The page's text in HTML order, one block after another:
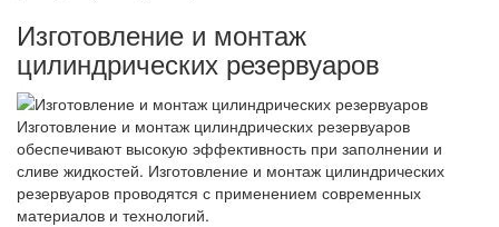
Изготовление и монтаж
цилиндрических резервуаров
Изготовление и монтаж цилиндрических резервуаров
обеспечивают высокую эффективность при заполнении и
сливе жидкостей. Изготовление и монтаж цилиндрических
резервуаров проводятся с применением современных
материалов и технологий.